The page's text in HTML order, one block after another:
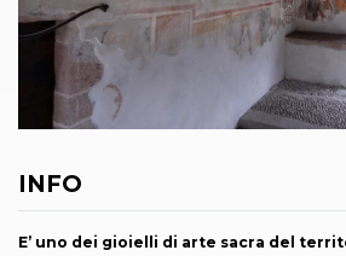
INFO
E’ uno dei gioielli di arte sacra del